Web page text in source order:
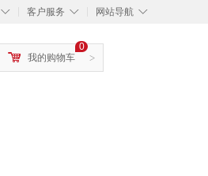
◇ ◇
客户服务 ◇
网站导航
>
0
我的购物车